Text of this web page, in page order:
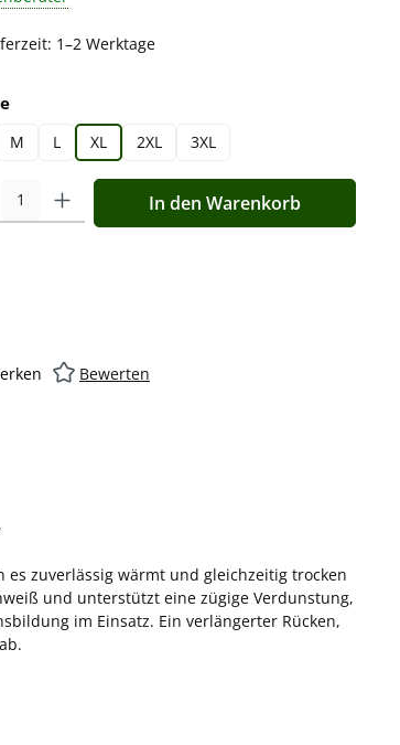
1–2 Werktage
auswählen
M L XL 2XL 3XL
Anzahl: Gib den gewünschten Wert ein oder
In den Warenkorb
Bewerten
zuverlässig wärmt und gleichzeitig trocken
und unterstützt eine zügige Verdunstung,
im Einsatz. Ein verlängerter Rücken,